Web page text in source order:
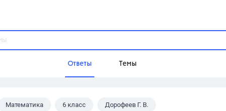
Ответы Темы
Домашнее задание
Математика 6 класс Дорофеев Г. В.